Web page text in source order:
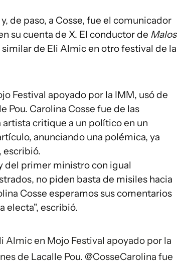
de paso, a Cosse, fue el comunicador
su cuenta de X. El conductor de Malos
de Eli Almic en otro festival de la
Festival apoyado por la IMM, usó de
Pou. Carolina Cosse fue de las
artista critique a un político en un
anunciando una polémica, ya
escribió.
del primer ministro con igual
no piden basta de misiles hacia
Cosse esperamos sus comentarios
electa", escribió.
Almic en Mojo Festival apoyado por la
de Lacalle Pou. @CosseCarolina fue